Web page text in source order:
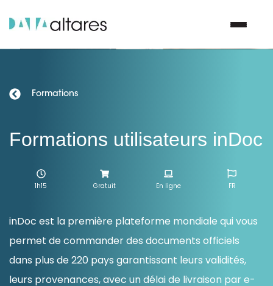
Vos enjeux
Nos partenaires
Formations
Formations utilisateurs inDoc
1h15 Gratuit En ligne FR
inDoc est la première plateforme mondiale qui vous
permet de commander des documents officiels
dans plus de 220 pays garantissant leurs validités,
leurs provenances, avec un délai de livraison par e-